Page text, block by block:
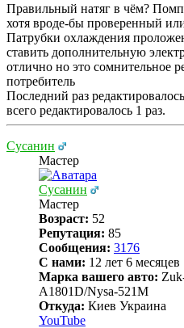
Правильный натяг в чём?
хотя вроде-бы проверенный
Патрубки охлаждения
ставить дополнительную
отлично но это сомнительное
потребитель
Последний раз редактировалось
всего редактировалось 1 раз.
Сусанин
Мастер
Сусанин
Мастер
Возраст: 52
Репутация: 85
Сообщения: 3176
С нами: 12 лет 6 месяцев
Марка вашего авто:
A1801D/Nysa-521M
Откуда: Киев Украина
YouTube